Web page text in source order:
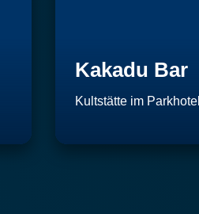
Kakadu Bar
Kultstätte im Parkhotel